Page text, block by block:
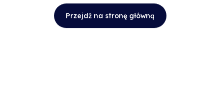
Przejdź na stronę główną